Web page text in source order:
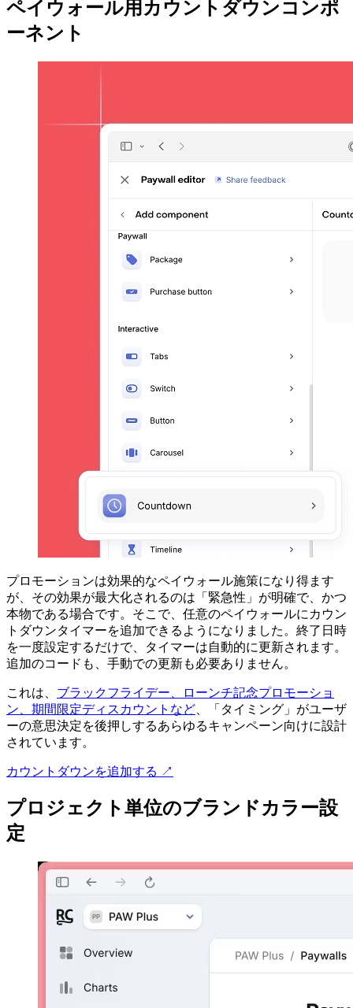
ペイウォール用カウントダウンコンポ
ーネント
プロモーションは効果的なペイウォール施策になり得ます
が、その効果が最大化されるのは「緊急性」が明確で、かつ
本物である場合です。そこで、任意のペイウォールにカウン
トダウンタイマーを追加できるようになりました。終了日時
を一度設定するだけで、タイマーは自動的に更新されます。
追加のコードも、手動での更新も必要ありません。
これは、 ブラックフライデー、ローンチ記念プロモーショ
ン、期間限定ディスカウントなど 、「タイミング」がユーザ
ーの意思決定を後押しするあらゆるキャンペーン向けに設計
されています。
カウントダウンを追加する ↗
プロジェクト単位のブランドカラー設
定